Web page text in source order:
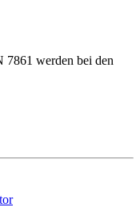
werden bei den